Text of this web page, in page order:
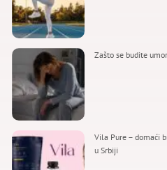
Zašto se budite
Vila Pure – domaći
u Srbiji